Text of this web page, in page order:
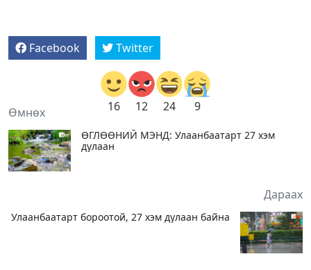
Facebook Twitter
16 12 24 9
Өмнөх
ӨГЛӨӨНИЙ МЭНД: Улаанбаатарт 27 хэм
дулаан
Дараах
Улаанбаатарт бороотой, 27 хэм дулаан байна